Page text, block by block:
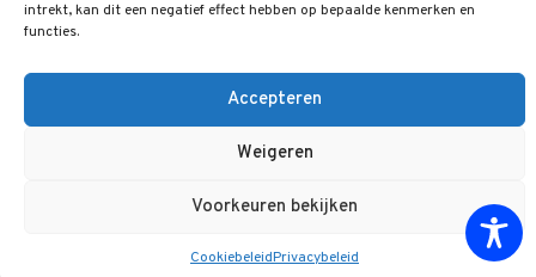
intrekt, kan dit een negatief effect hebben op bepaalde kenmerken en
functies.
Accepteren
Weigeren
Voorkeuren bekijken
CookiebeleidPrivacybeleid
Wettelijke Vermeldingen
Cookiebeleid